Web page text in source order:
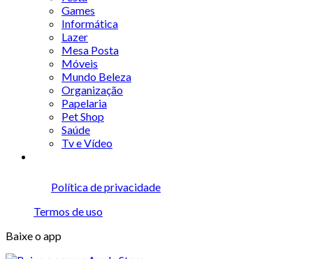
Games
Informática
Lazer
Mesa Posta
Móveis
Mundo Beleza
Organização
Papelaria
Pet Shop
Saúde
Tv e Vídeo
Política de privacidade
Termos de uso
Baixe o app